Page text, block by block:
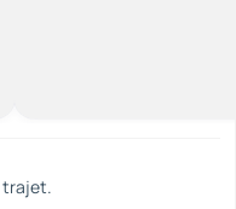
trajet.